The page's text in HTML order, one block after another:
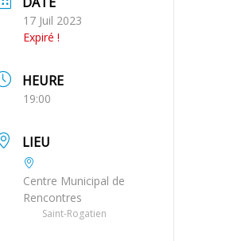
17 Juil 2023
Expiré !
HEURE
19:00
LIEU
Centre Municipal de
Rencontres
Saint-Rogatien